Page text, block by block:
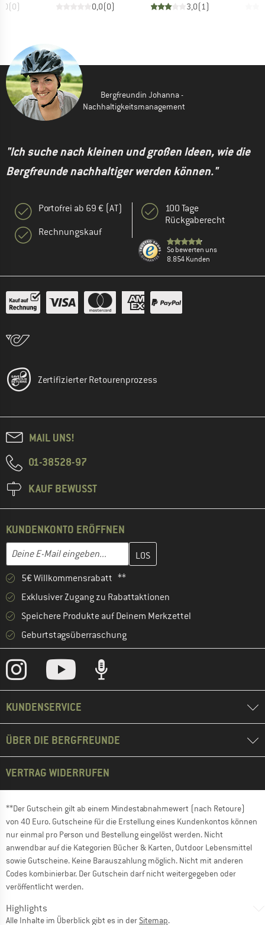
(0) 0,0(0) 3,0(1)
Bergfreundin Johanna -
Nachhaltigkeitsmanagement
"Ich suche nach kleinen und großen Ideen, wie die
Bergfreunde nachhaltiger werden können."
Portofrei ab 69 € (AT)
Rechnungskauf
100 Tage
Rückgaberecht
So bewerten uns
8.854 Kunden
Zertifizierter Retourenprozess
MAIL UNS!
01-38528-97
KAUF BEWUSST
KUNDENKONTO ERÖFFNEN
E-Mail-Adresse
Gib hier deine E-Mail-Adresse ein und erstelle im nächsten
5€ Willkommensrabatt **
Exklusiver Zugang zu Rabattaktionen
Speichere Produkte auf Deinem Merkzettel
Geburtstagsüberraschung
KUNDENSERVICE
ÜBER DIE BERGFREUNDE
VERTRAG WIDERRUFEN
**Der Gutschein gilt ab einem Mindestabnahmewert (nach Retoure)
von 40 Euro. Gutscheine für die Erstellung eines Kundenkontos können
nur einmal pro Person und Bestellung eingelöst werden. Nicht
anwendbar auf die Kategorien Bücher & Karten, Outdoor Lebensmittel
sowie Gutscheine. Keine Barauszahlung möglich. Nicht mit anderen
Codes kombinierbar. Der Gutschein darf nicht weitergegeben oder
veröffentlicht werden.
Highlights
Alle Inhalte im Überblick gibt es in der Sitemap.